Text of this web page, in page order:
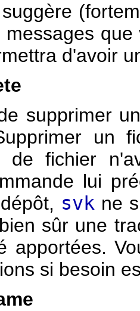
messages
d'avoir
supprimer
un
de fichier
lui
svk ne
sûr une
apportées.
si besoin